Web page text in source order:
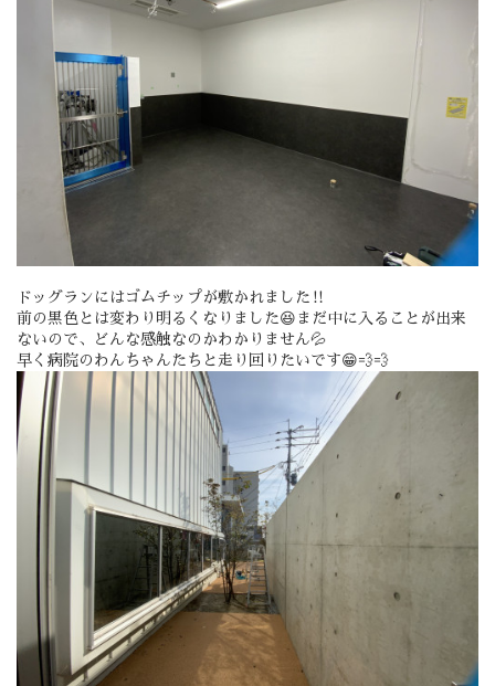
ドッグランにはゴムチップが敷かれました‼️
前の黒色とは変わり明るくなりました😆まだ中に入ることが出来
ないので、どんな感触なのかわかりません💦
早く病院のわんちゃんたちと走り回りたいです😁💨💨